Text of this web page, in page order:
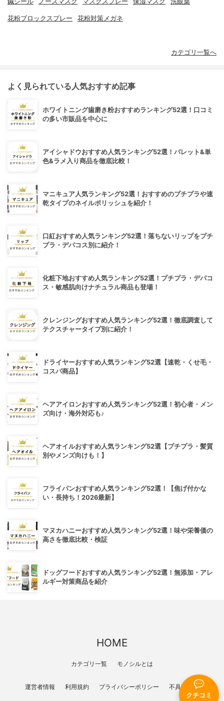
クチコミ
花粉ブロックスプレー 花粉対策メガネ
カテゴリ一覧へ
よく見られている人気おすすめ記事
ホワイトニング歯磨き粉おすすめランキング52選！口コミ
の多い市販品を中心に
アイシャドウおすすめ人気ランキング52選！パレット&単
色&ラメ入り商品を徹底比較！
マニキュア人気ランキング52選！おすすめのプチプラや速
乾タイプのネイルポリッシュを紹介！
口紅おすすめ人気ランキング52選！落ちないリップをプチ
プラ・デパコス別に紹介！
化粧下地おすすめ人気ランキング52選！プチプラ・デパコ
ス・敏感肌向けナチュラル商品も登場！
クレンジングおすすめ人気ランキング52選！徹底調査して
テクスチャータイプ別に紹介！
ドライヤーおすすめ人気ランキング52選【速乾・くせ毛・
コスパ商品】
ヘアアイロンおすすめ人気ランキング52選！初心者・メン
ズ向け・海外対応も♪
ヘアオイルおすすめ人気ランキング52選【プチプラ・髪質
別やメンズ向けも！】
フライパンおすすめ人気ランキング52選！【焦げ付かな
い・長持ち！2026最新】
マヌカハニーおすすめ人気ランキング52選！味や栄養価の
高さを徹底比較・検証
ドッグフードおすすめ人気ランキング52選！無添加・アレ
ルギー対策商品を紹介
HOME
カテゴリ一覧 モノシルとは
運営者情報 利用規約 プライバシーポリシー 不具合報告